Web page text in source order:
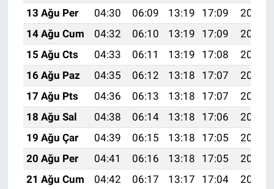
13 Ağu Per
04:30 06:09 13:19 17:09
20:19
14 Ağu Cum
04:32 06:10 13:19 17:09
20:18
15 Ağu Cts
04:33 06:11 13:19 17:08
20:16
16 Ağu Paz
04:35 06:12 13:18 17:07
20:15
17 Ağu Pts
04:36 06:13 13:18 17:07
20:13
18 Ağu Sal
04:38 06:14 13:18 17:06
20:12
19 Ağu Çar
04:39 06:15 13:18 17:05
20:10
20 Ağu Per
04:41 06:16 13:18 17:05
20:09
21 Ağu Cum
04:42 06:17 13:17 17:04
20:07